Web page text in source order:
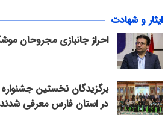
ایثار و شهادت
احراز جانبازی مجروحان
برگزیدگان نخستین
در استان فارس معرفی شدند